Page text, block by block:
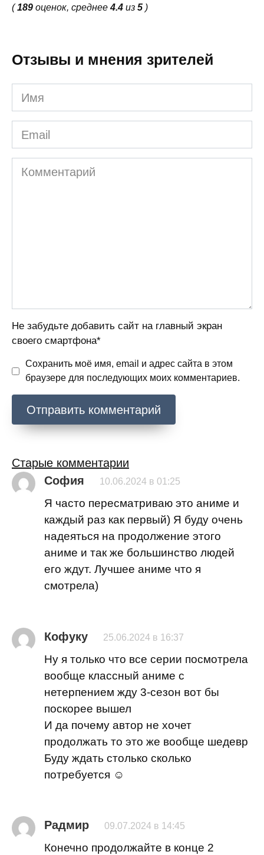
(189 оценок, среднее4.4 из 5 )
Отзывы и мнения зрителей
Имя
Email
Комментарий
Не забудьте добавить сайт на главный экран
своего смартфона*
Сохранить моё имя, email и адрес сайта в этом
браузере для последующих моих комментариев.
Навигация
по
комментариям
Старые комментарии
София
10.06.2024 в 01:25
Я часто пересматриваю это аниме и
каждый раз как первый) Я буду очень
надеяться на продолжение этого
аниме и так же большинство людей
его ждут. Лучшее аниме что я
смотрела)
Кофуку 25.06.2024 в 16:37
Ну я только что все серии посмотрела
вообще классный аниме с
нетерпением жду 3-сезон вот бы
поскорее вышел
И да почему автор не хочет
продолжать то это же вообще шедевр
Буду ждать столько сколько
потребуется ☺️
Радмир 09.07.2024 в 14:45
Конечно продолжайте в конце 2